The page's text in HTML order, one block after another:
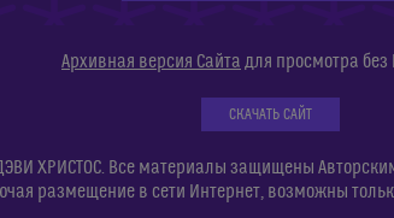
Архивная версия Сайта для просмотра без
СКАЧАТЬ САЙТ
ХРИСТОС. Все материалы защищены
размещение в сети Интернет, возможны